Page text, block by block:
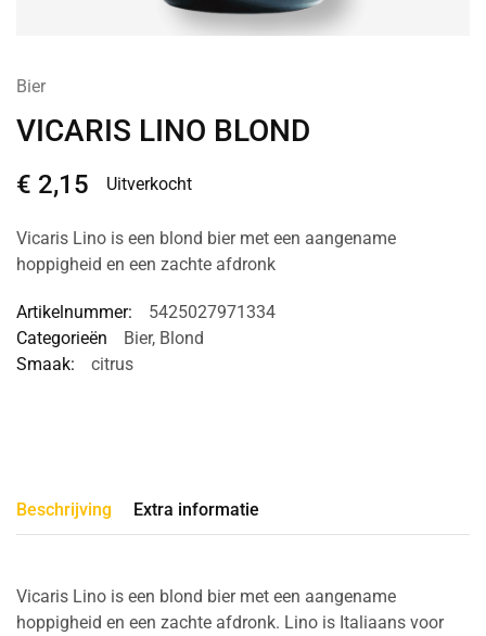
Bier
VICARIS LINO BLOND
€ 2,15 Uitverkocht
Vicaris Lino is een blond bier met een aangename
hoppigheid en een zachte afdronk
Artikelnummer:
5425027971334
Categorieën
Bier, Blond
Smaak:
citrus
Beschrijving Extra informatie
Vicaris Lino is een blond bier met een aangename
hoppigheid en een zachte afdronk. Lino is Italiaans voor